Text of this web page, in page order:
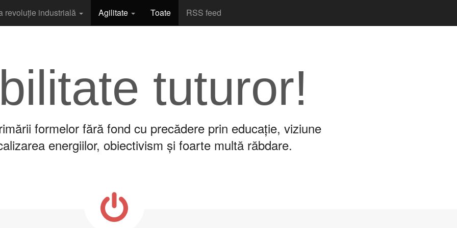
revoluție industrială Agilitate Toate RSS feed
tuturor!
formelor fără fond cu precădere prin educație, viziune
energiilor, obiectivism și foarte multă răbdare.